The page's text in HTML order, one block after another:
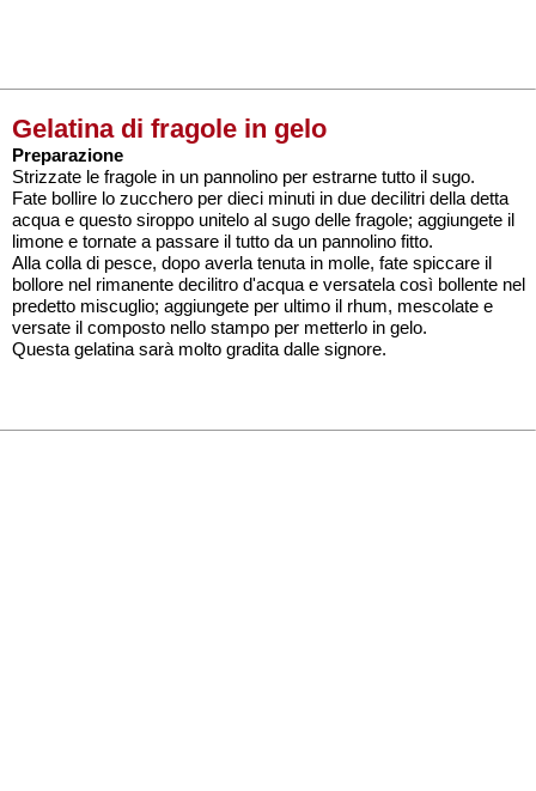
Gelatina di fragole in gelo
Preparazione
Strizzate le fragole in un pannolino per estrarne tutto il sugo.
Fate bollire lo zucchero per dieci minuti in due decilitri della detta
acqua e questo siroppo unitelo al sugo delle fragole; aggiungete il
limone e tornate a passare il tutto da un pannolino fitto.
Alla colla di pesce, dopo averla tenuta in molle, fate spiccare il
bollore nel rimanente decilitro d'acqua e versatela così bollente nel
predetto miscuglio; aggiungete per ultimo il rhum, mescolate e
versate il composto nello stampo per metterlo in gelo.
Questa gelatina sarà molto gradita dalle signore.